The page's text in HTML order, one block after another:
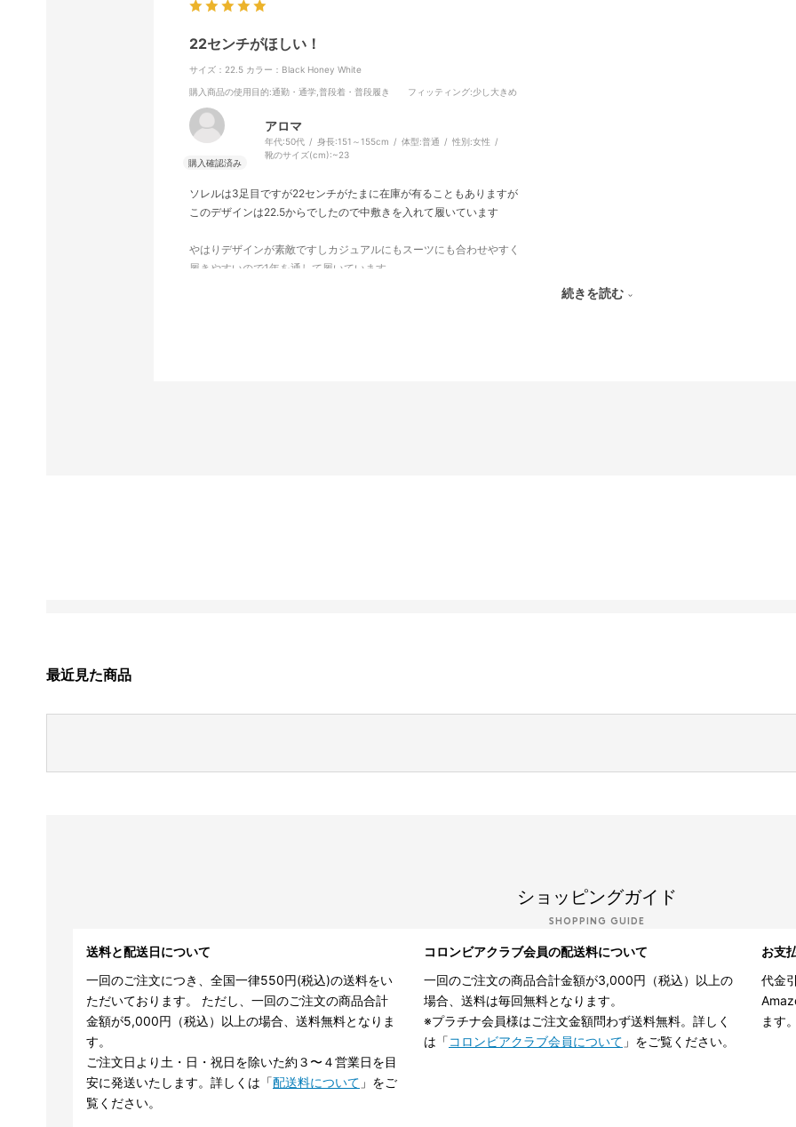
22センチがほしい！
サイズ：22.5 カラー：Black Honey White
購入商品の使用目的:通勤・通学,普段着・普段履き フィッティング:少し大きめ
アロマ
年代:50代 身長:151～155cm 体型:普通 性別:女性
靴のサイズ(cm):~23
ソレルは3足目ですが22センチがたまに在庫が有ることもありますが
このデザインは22.5からでしたので中敷きを入れて履いています
やはりデザインが素敵ですしカジュアルにもスーツにも合わせやすく
履きやすいので1年を通して履いています
続きを読む
最近見た商品
ショッピングガイド
SHOPPING GUIDE
送料と配送日について
一回のご注文につき、全国一律550円(税込)の送料をい
ただいております。 ただし、一回のご注文の商品合計
金額が5,000円（税込）以上の場合、送料無料となりま
す。
ご注文日より土・日・祝日を除いた約３〜４営業日を目
安に発送いたします。詳しくは「配送料について 」をご
覧ください。
コロンビアクラブ会員の配送料について
一回のご注文の商品合計金額が3,000円（税込）以上の
場合、送料は毎回無料となります。
※プラチナ会員様はご注文金額問わず送料無料。詳しく
は「コロンビアクラブ会員について 」をご覧ください。
お支
代金
ます。